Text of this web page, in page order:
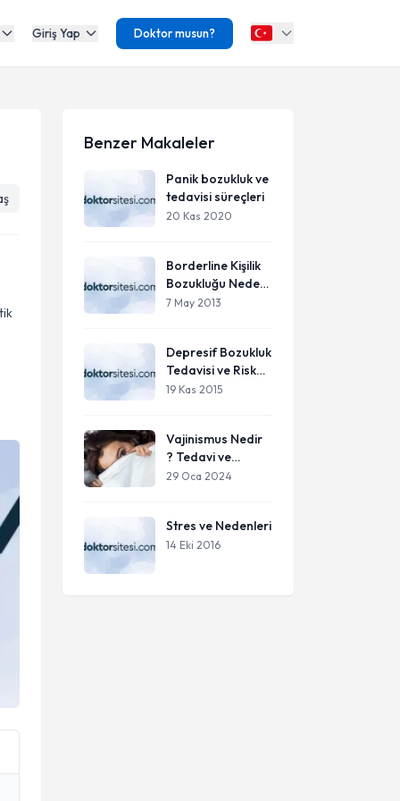
Giriş Yap Doktor musun?
Benzer Makaleler
Panik bozukluk ve
tedavisi süreçleri
20 Kas 2020
Borderline Kişilik
Bozukluğu Neden
Oluşur?
7 May 2013
Depresif Bozukluk
Tedavisi ve Risk
Faktörleri
19 Kas 2015
Vajinismus Nedir
? Tedavi ve
İyileşme
29 Oca 2024
Stres ve Nedenleri
14 Eki 2016